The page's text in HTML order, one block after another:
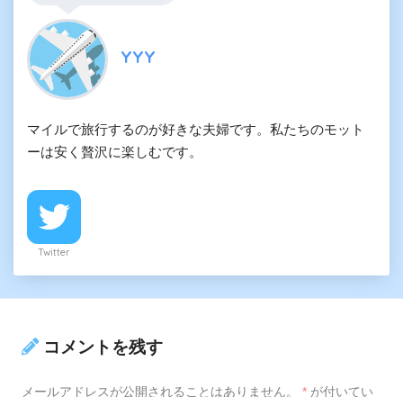
YYY
マイルで旅行するのが好きな夫婦です。私たちのモット
ーは安く贅沢に楽しむです。
Twitter
コメントを残す
メールアドレスが公開されることはありません。 * が付いてい